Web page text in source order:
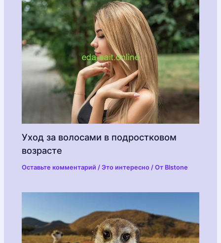
Уход за волосами в подростковом
возрасте
Оставьте комментарий /Это интересно / От Blstone